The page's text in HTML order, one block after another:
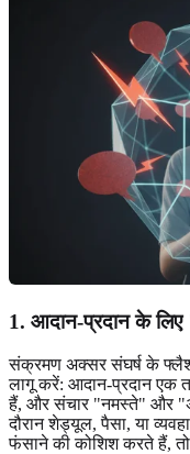
1. आदान-प्रदान के
संक्रमण अक्सर संघर्ष के
लागू करें: आदान-प्रदान एक
हैं, और संचार "नमस्ते" और
दौरान शेड्यूल, पैसा, या
फंसाने की कोशिश करते हैं,